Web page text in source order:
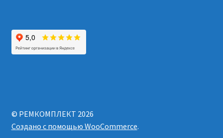
© РЕМКОМПЛЕКТ 2026
Создано с помощью WooCommerce.